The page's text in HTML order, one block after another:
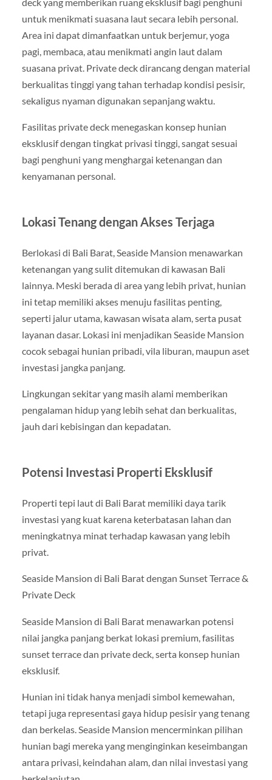
untuk menikmati suasana laut secara lebih personal.
Area ini dapat dimanfaatkan untuk berjemur, yoga
pagi, membaca, atau menikmati angin laut dalam
suasana privat. Private deck dirancang dengan material
berkualitas tinggi yang tahan terhadap kondisi pesisir,
sekaligus nyaman digunakan sepanjang waktu.
Fasilitas private deck menegaskan konsep hunian
eksklusif dengan tingkat privasi tinggi, sangat sesuai
bagi penghuni yang menghargai ketenangan dan
kenyamanan personal.
Lokasi Tenang dengan Akses Terjaga
Berlokasi di Bali Barat, Seaside Mansion menawarkan
ketenangan yang sulit ditemukan di kawasan Bali
lainnya. Meski berada di area yang lebih privat, hunian
ini tetap memiliki akses menuju fasilitas penting,
seperti jalur utama, kawasan wisata alam, serta pusat
layanan dasar. Lokasi ini menjadikan Seaside Mansion
cocok sebagai hunian pribadi, vila liburan, maupun aset
investasi jangka panjang.
Lingkungan sekitar yang masih alami memberikan
pengalaman hidup yang lebih sehat dan berkualitas,
jauh dari kebisingan dan kepadatan.
Potensi Investasi Properti Eksklusif
Properti tepi laut di Bali Barat memiliki daya tarik
investasi yang kuat karena keterbatasan lahan dan
meningkatnya minat terhadap kawasan yang lebih
privat.
Seaside Mansion di Bali Barat dengan Sunset Terrace &
Private Deck
Seaside Mansion di Bali Barat menawarkan potensi
nilai jangka panjang berkat lokasi premium, fasilitas
sunset terrace dan private deck, serta konsep hunian
eksklusif.
Hunian ini tidak hanya menjadi simbol kemewahan,
tetapi juga representasi gaya hidup pesisir yang tenang
dan berkelas. Seaside Mansion mencerminkan pilihan
hunian bagi mereka yang menginginkan keseimbangan
antara privasi, keindahan alam, dan nilai investasi yang